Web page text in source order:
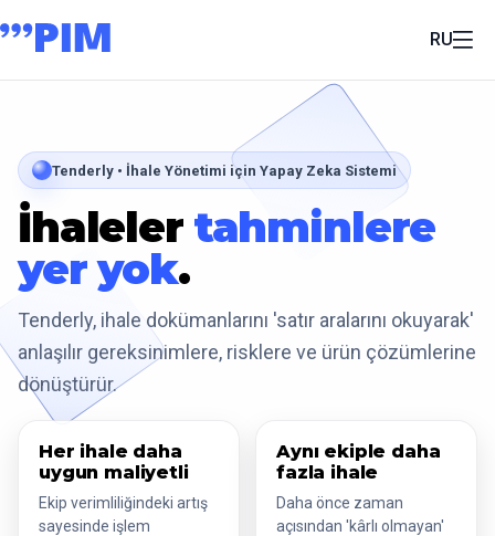
RU
Tenderly • İhale Yönetimi için Yapay Zeka Sistemi
İhaleler tahminlere
yer yok.
Tenderly, ihale dokümanlarını 'satır aralarını okuyarak'
anlaşılır gereksinimlere, risklere ve ürün çözümlerine
dönüştürür.
Her ihale daha
uygun maliyetli
Ekip verimliliğindeki artış
sayesinde işlem
Aynı ekiple daha
fazla ihale
Daha önce zaman
açısından 'kârlı olmayan'